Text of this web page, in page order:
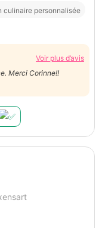
culinaire personnalisée
Voir plus d’avis
Merci Corinne!!